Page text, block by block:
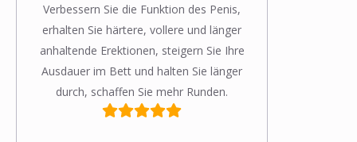
Verbessern Sie die Funktion des Penis,
erhalten Sie härtere, vollere und länger
anhaltende Erektionen, steigern Sie Ihre
Ausdauer im Bett und halten Sie länger
durch, schaffen Sie mehr Runden.